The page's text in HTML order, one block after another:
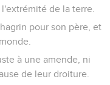
de la terre.
pour son père, et
à une amende, ni
de leur droiture.